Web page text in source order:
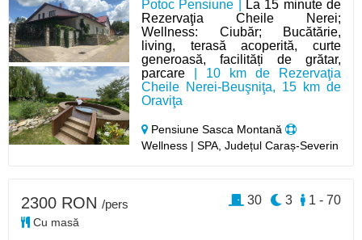
Potoc Pensiune |
La 15 minute de
Rezervaţia Cheile Nerei;
Wellness: Ciubăr; Bucătărie,
living, terasă acoperită, curte
generoasă, facilități de grătar,
parcare | 10 km de Rezervaţia
Cheile Nerei-Beuşniţa, 15 km de
Oraviţa
Pensiune Sasca Montană
Wellness | SPA, Județul Caraș-Severin
2300 RON /pers
Cu masă
1 - 70
3
30